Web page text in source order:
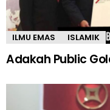
ILMU EMAS ISLAMIK
Adakah Public